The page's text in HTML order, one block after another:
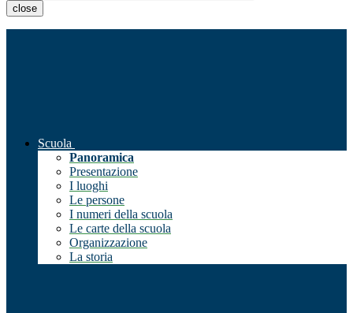
close
Scuola
Panoramica
Presentazione
I luoghi
Le persone
I numeri della scuola
Le carte della scuola
Organizzazione
La storia